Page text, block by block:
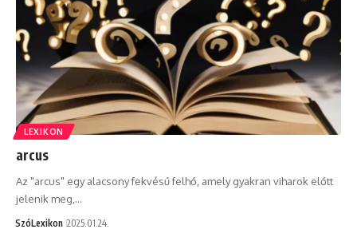
LEXIKON
arcus
Az "arcus" egy alacsony fekvésű felhő, amely gyakran viharok előtt
jelenik meg,…
SzóLexikon 2025.01.24.